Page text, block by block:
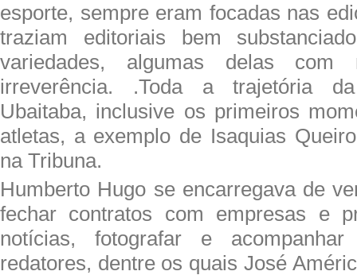
esporte, sempre eram focadas nas
traziam editoriais bem
variedades, algumas delas
irreverência. .Toda a trajetória
Ubaitaba, inclusive os primeiros
atletas, a exemplo de Isaquias
na Tribuna.
Humberto Hugo se encarregava de
fechar contratos com empresas e
notícias, fotografar e
redatores, dentre os quais José